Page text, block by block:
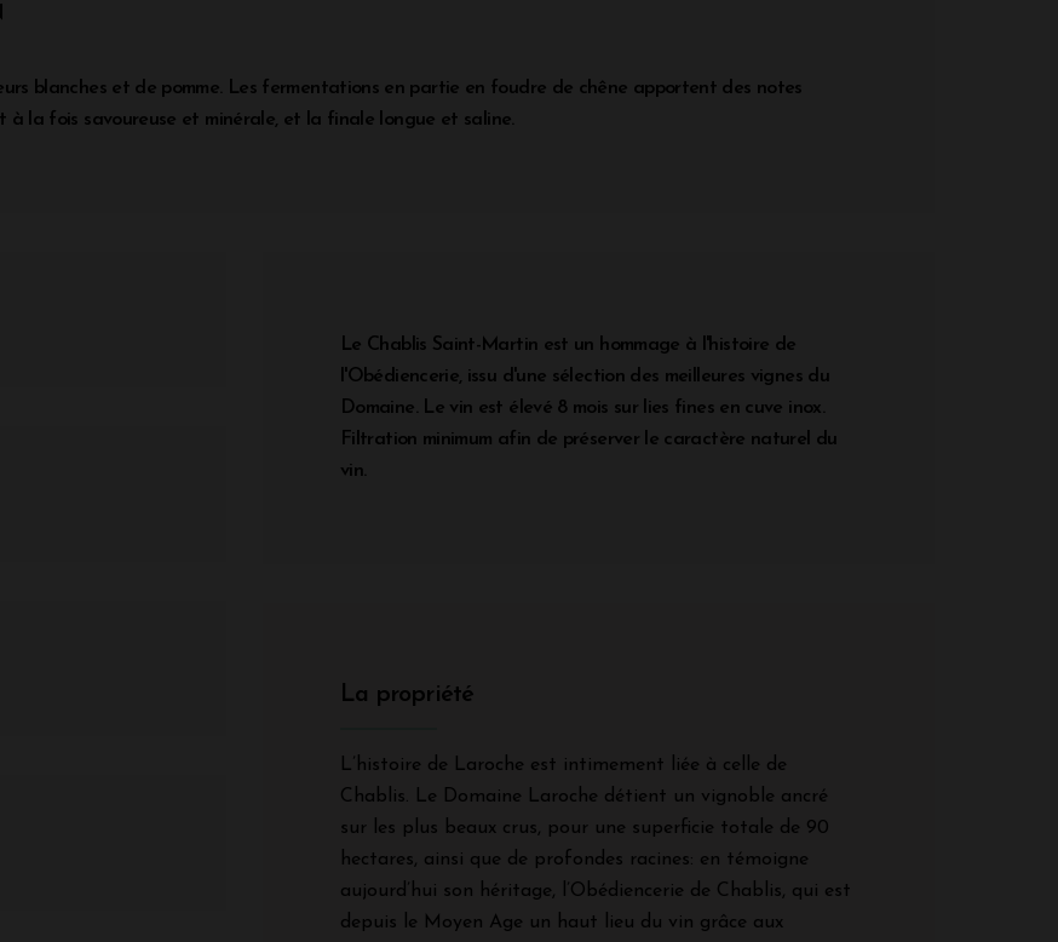
blanches et de pomme. Les fermentations en partie en foudre de chêne apportent des notes
à la fois savoureuse et minérale, et la finale longue et saline.
Le Chablis Saint-Martin est un hommage à l'histoire de
l'Obédiencerie, issu d'une sélection des meilleures vignes du
Domaine. Le vin est élevé 8 mois sur lies fines en cuve inox.
Filtration minimum afin de préserver le caractère naturel du
vin.
La propriété
L’histoire de Laroche est intimement liée à celle de
Chablis. Le Domaine Laroche détient un vignoble ancré
sur les plus beaux crus, pour une superficie totale de 90
hectares, ainsi que de profondes racines: en témoigne
aujourd’hui son héritage, l’Obédiencerie de Chablis, qui est
depuis le Moyen Age un haut lieu du vin grâce aux